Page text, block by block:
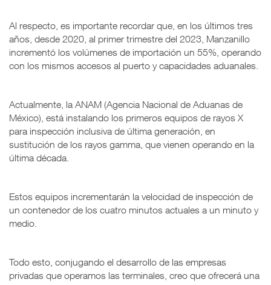
Al respecto, es importante recordar que, en los últimos tres
años, desde 2020, al primer trimestre del 2023, Manzanillo
incrementó los volúmenes de importación un 55%, operando
con los mismos accesos al puerto y capacidades aduanales.
Actualmente, la ANAM (Agencia Nacional de Aduanas de
México), está instalando los primeros equipos de rayos X
para inspección inclusiva de última generación, en
sustitución de los rayos gamma, que vienen operando en la
última década.
Estos equipos incrementarán la velocidad de inspección de
un contenedor de los cuatro minutos actuales a un minuto y
medio.
Todo esto, conjugando el desarrollo de las empresas
privadas que operamos las terminales, creo que ofrecerá una